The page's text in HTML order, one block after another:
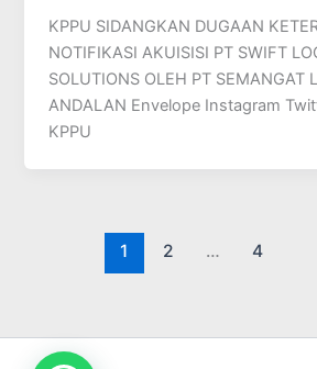
KPPU SIDANGKAN DUGAAN
NOTIFIKASI AKUISISI PT SWIFT
SOLUTIONS OLEH PT SEMANGAT
ANDALAN Envelope Instagram
KPPU
1 2 … 4